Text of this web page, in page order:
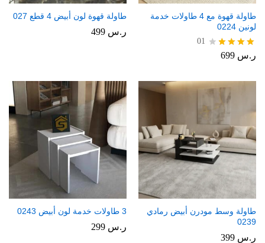
طاولة قهوة مع 4 طاولات خدمة
لونين 0224
تم
من 5
01
ر.س
طاولة قهوة لون أبيض 4 قطع 027
ر.س
طاولة وسط مودرن أبيض رمادي
0239
ر.س
3 طاولات خدمة لون أبيض 0243
ر.س